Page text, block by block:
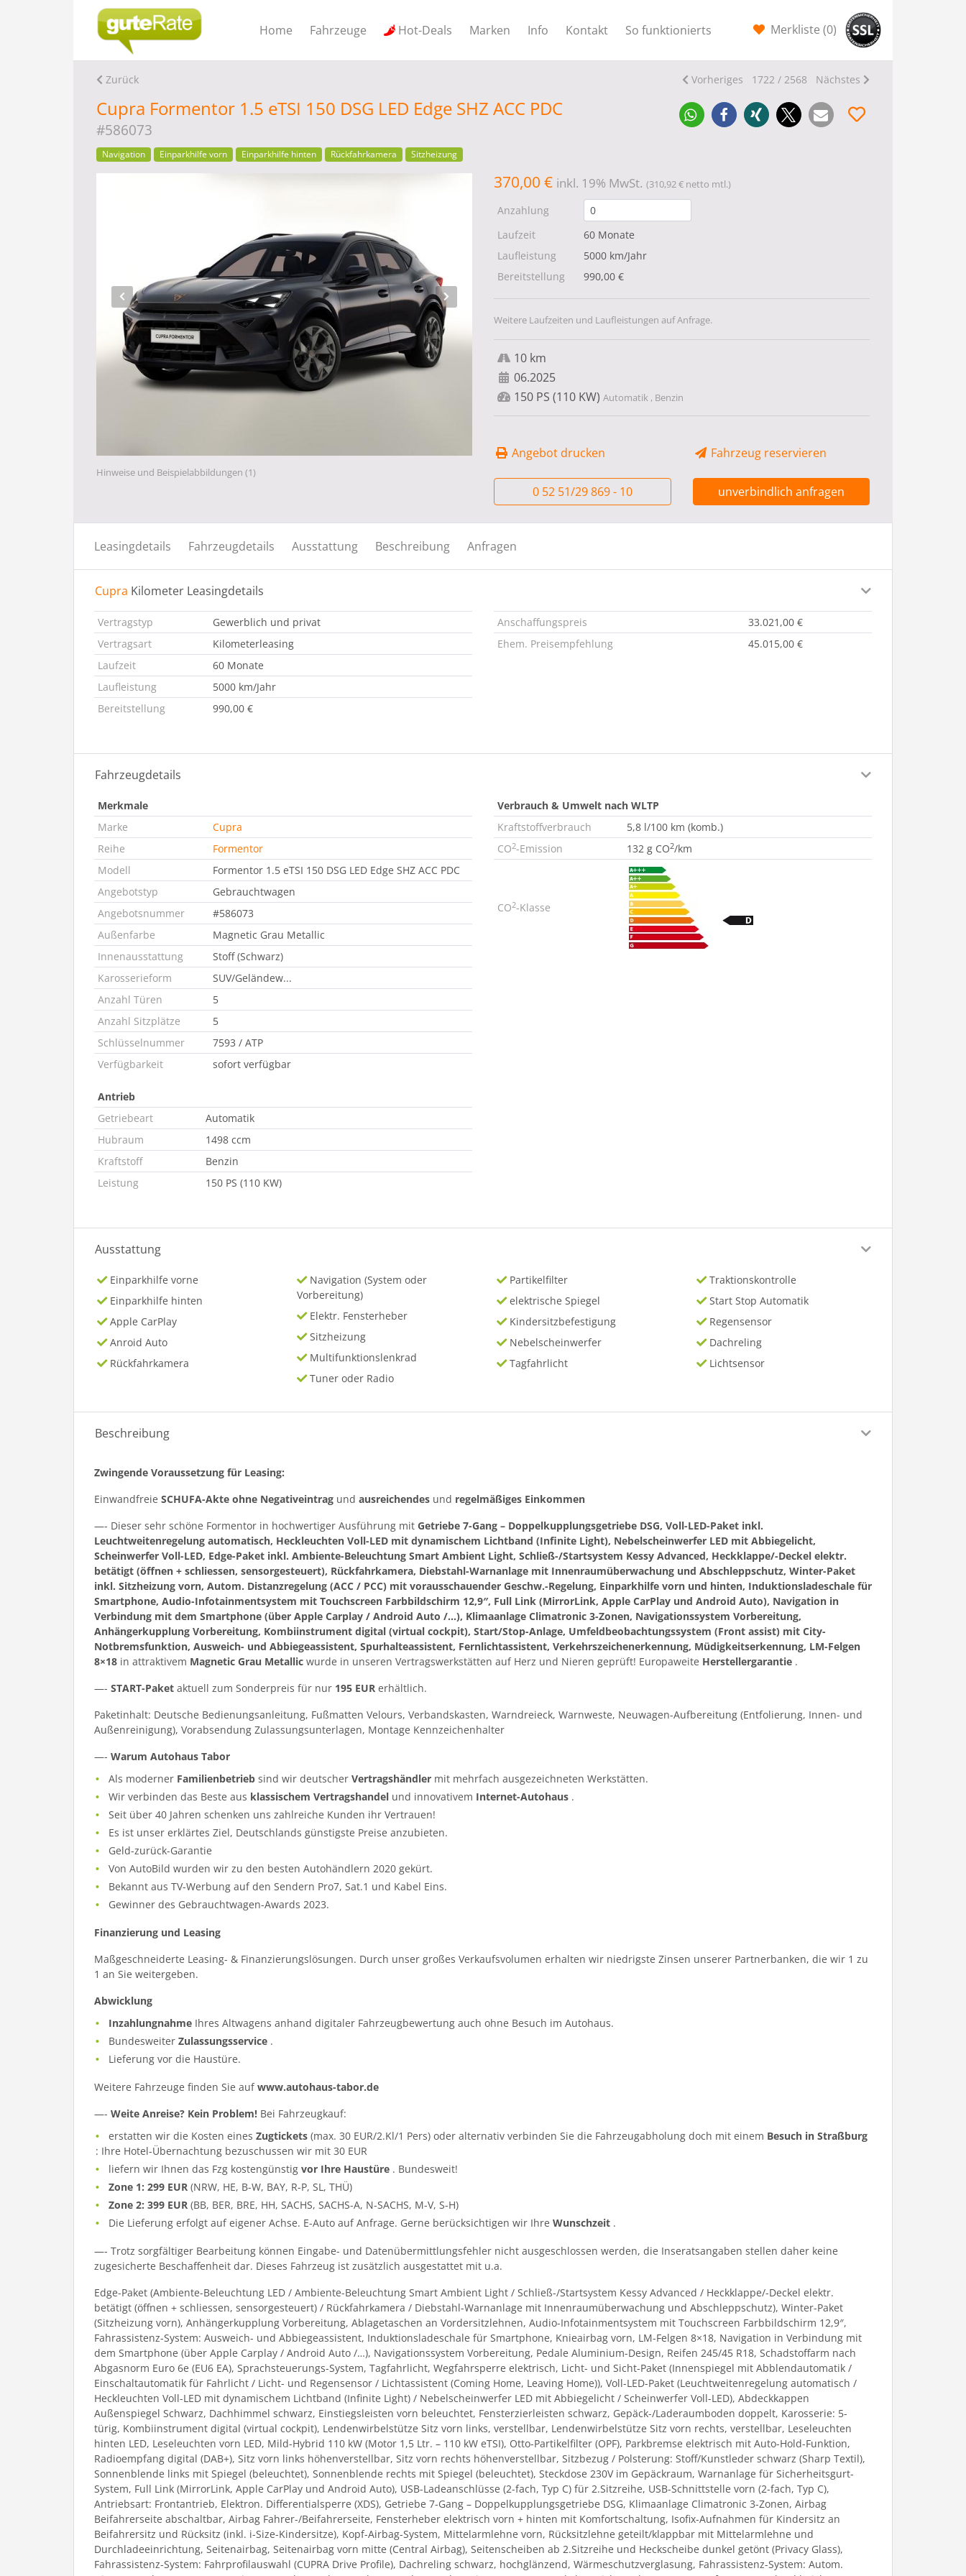
Home Fahrzeuge Hot-Deals Marken Info Kontakt So funktionierts Merkliste (0)
Zurück Vorheriges 1722 / 2568 Nächstes
Cupra Formentor 1.5 eTSI 150 DSG LED Edge SHZ ACC PDC
#586073
Navigation Einparkhilfe vorn Einparkhilfe hinten Rückfahrkamera Sitzheizung
Hinweise und Beispielabbildungen (1)
370,00 € inkl. 19% MwSt. (310,92 € netto mtl.)
Anzahlung
Laufzeit
60 Monate
Laufleistung
5000 km/Jahr
Bereitstellung
990,00 €
Weitere Laufzeiten und Laufleistungen auf Anfrage.
10 km
06.2025
150 PS (110 KW) Automatik , Benzin
Angebot drucken Fahrzeug reservieren
0 52 51/29 869 - 10 unverbindlich anfragen
Leasingdetails Fahrzeugdetails Ausstattung Beschreibung Anfragen
Cupra Kilometer Leasingdetails
Vertragstyp
Gewerblich und privat
Vertragsart
Kilometerleasing
Laufzeit
60 Monate
Laufleistung
5000 km/Jahr
Bereitstellung
990,00 €
Anschaffungspreis
33.021,00 €
Ehem. Preisempfehlung
45.015,00 €
Fahrzeugdetails
Merkmale
Marke
Cupra
Reihe
Formentor
Modell
Formentor 1.5 eTSI 150 DSG LED Edge SHZ ACC PDC
Angebotstyp
Gebrauchtwagen
Angebotsnummer
#586073
Außenfarbe
Magnetic Grau Metallic
Innenausstattung
Stoff (Schwarz)
Karosserieform
SUV/Geländew...
Anzahl Türen
5
Anzahl Sitzplätze
5
Schlüsselnummer
7593 / ATP
Verfügbarkeit
sofort verfügbar
Antrieb
Getriebeart
Automatik
Hubraum
1498 ccm
Kraftstoff
Benzin
Leistung
150 PS (110 KW)
Verbrauch & Umwelt nach WLTP
Kraftstoffverbrauch
5,8 l/100 km (komb.)
CO2-Emission 132 g CO2/km
CO2-Klasse
Ausstattung
Einparkhilfe vorne
Einparkhilfe hinten
Apple CarPlay
Anroid Auto
Rückfahrkamera
Navigation (System oder
Vorbereitung)
Elektr. Fensterheber
Sitzheizung
Multifunktionslenkrad
Tuner oder Radio
Partikelfilter
elektrische Spiegel
Kindersitzbefestigung
Nebelscheinwerfer
Tagfahrlicht
Traktionskontrolle
Start Stop Automatik
Regensensor
Dachreling
Lichtsensor
Beschreibung
Zwingende Voraussetzung für Leasing:
Einwandfreie SCHUFA-Akte ohne Negativeintrag und ausreichendes und regelmäßiges Einkommen
—- Dieser sehr schöne Formentor in hochwertiger Ausführung mit Getriebe 7-Gang – Doppelkupplungsgetriebe DSG, Voll-LED-Paket inkl.
Leuchtweitenregelung automatisch, Heckleuchten Voll-LED mit dynamischem Lichtband (Infinite Light), Nebelscheinwerfer LED mit Abbiegelicht,
Scheinwerfer Voll-LED, Edge-Paket inkl. Ambiente-Beleuchtung Smart Ambient Light, Schließ-/Startsystem Kessy Advanced, Heckklappe/-Deckel elektr.
betätigt (öffnen + schliessen, sensorgesteuert), Rückfahrkamera, Diebstahl-Warnanlage mit Innenraumüberwachung und Abschleppschutz, Winter-Paket
inkl. Sitzheizung vorn, Autom. Distanzregelung (ACC / PCC) mit vorausschauender Geschw.-Regelung, Einparkhilfe vorn und hinten, Induktionsladeschale für
Smartphone, Audio-Infotainmentsystem mit Touchscreen Farbbildschirm 12,9″, Full Link (MirrorLink, Apple CarPlay und Android Auto), Navigation in
Verbindung mit dem Smartphone (über Apple Carplay / Android Auto /…), Klimaanlage Climatronic 3-Zonen, Navigationssystem Vorbereitung,
Anhängerkupplung Vorbereitung, Kombiinstrument digital (virtual cockpit), Start/Stop-Anlage, Umfeldbeobachtungssystem (Front assist) mit City-
Notbremsfunktion, Ausweich- und Abbiegeassistent, Spurhalteassistent, Fernlichtassistent, Verkehrszeichenerkennung, Müdigkeitserkennung, LM-Felgen
8×18 in attraktivem Magnetic Grau Metallic wurde in unseren Vertragswerkstätten auf Herz und Nieren geprüft! Europaweite Herstellergarantie .
—- START-Paket aktuell zum Sonderpreis für nur 195 EUR erhältlich.
Paketinhalt: Deutsche Bedienungsanleitung, Fußmatten Velours, Verbandskasten, Warndreieck, Warnweste, Neuwagen-Aufbereitung (Entfolierung, Innen- und
Außenreinigung), Vorabsendung Zulassungsunterlagen, Montage Kennzeichenhalter
—- Warum Autohaus Tabor
Als moderner Familienbetrieb sind wir deutscherVertragshändler mit mehrfach ausgezeichneten Werkstätten.
Wir verbinden das Beste aus klassischem Vertragshandel und innovativem Internet-Autohaus .
Seit über 40 Jahren schenken uns zahlreiche Kunden ihr Vertrauen!
Es ist unser erklärtes Ziel, Deutschlands günstigste Preise anzubieten.
Geld-zurück-Garantie
Von AutoBild wurden wir zu den besten Autohändlern 2020 gekürt.
Bekannt aus TV-Werbung auf den Sendern Pro7, Sat.1 und Kabel Eins.
Gewinner des Gebrauchtwagen-Awards 2023.
Finanzierung und Leasing
Maßgeschneiderte Leasing- & Finanzierungslösungen. Durch unser großes Verkaufsvolumen erhalten wir niedrigste Zinsen unserer Partnerbanken, die wir 1 zu
1 an Sie weitergeben.
Abwicklung
Inzahlungnahme Ihres Altwagens anhand digitaler Fahrzeugbewertung auch ohne Besuch im Autohaus.
BundesweiterZulassungsservice .
Lieferung vor die Haustüre.
Weitere Fahrzeuge finden Sie aufwww.autohaus-tabor.de
—- Weite Anreise? Kein Problem! Bei Fahrzeugkauf:
erstatten wir die Kosten einesZugtickets(max. 30 EUR/2.Kl/1 Pers) oder alternativ verbinden Sie die Fahrzeugabholung doch mit einem Besuch in Straßburg
: Ihre Hotel-Übernachtung bezuschussen wir mit 30 EUR
liefern wir Ihnen das Fzg kostengünstigvor Ihre Haustüre . Bundesweit!
Zone 1: 299 EUR (NRW, HE, B-W, BAY, R-P, SL, THÜ)
Zone 2: 399 EUR (BB, BER, BRE, HH, SACHS, SACHS-A, N-SACHS, M-V, S-H)
Die Lieferung erfolgt auf eigener Achse. E-Auto auf Anfrage. Gerne berücksichtigen wir IhreWunschzeit .
—- Trotz sorgfältiger Bearbeitung können Eingabe- und Datenübermittlungsfehler nicht ausgeschlossen werden, die Inseratsangaben stellen daher keine
zugesicherte Beschaffenheit dar. Dieses Fahrzeug ist zusätzlich ausgestattet mit u.a.
Edge-Paket (Ambiente-Beleuchtung LED / Ambiente-Beleuchtung Smart Ambient Light / Schließ-/Startsystem Kessy Advanced / Heckklappe/-Deckel elektr.
betätigt (öffnen + schliessen, sensorgesteuert) / Rückfahrkamera / Diebstahl-Warnanlage mit Innenraumüberwachung und Abschleppschutz), Winter-Paket
(Sitzheizung vorn), Anhängerkupplung Vorbereitung, Ablagetaschen an Vordersitzlehnen, Audio-Infotainmentsystem mit Touchscreen Farbbildschirm 12,9″,
Fahrassistenz-System: Ausweich- und Abbiegeassistent, Induktionsladeschale für Smartphone, Knieairbag vorn, LM-Felgen 8×18, Navigation in Verbindung mit
dem Smartphone (über Apple Carplay / Android Auto /…), Navigationssystem Vorbereitung, Pedale Aluminium-Design, Reifen 245/45 R18, Schadstoffarm nach
Abgasnorm Euro 6e (EU6 EA), Sprachsteuerungs-System, Tagfahrlicht, Wegfahrsperre elektrisch, Licht- und Sicht-Paket (Innenspiegel mit Abblendautomatik /
Einschaltautomatik für Fahrlicht / Licht- und Regensensor / Lichtassistent (Coming Home, Leaving Home)), Voll-LED-Paket (Leuchtweitenregelung automatisch /
Heckleuchten Voll-LED mit dynamischem Lichtband (Infinite Light) / Nebelscheinwerfer LED mit Abbiegelicht / Scheinwerfer Voll-LED), Abdeckkappen
Außenspiegel Schwarz, Dachhimmel schwarz, Einstiegsleisten vorn beleuchtet, Fensterzierleisten schwarz, Gepäck-/Laderaumboden doppelt, Karosserie: 5-
türig, Kombiinstrument digital (virtual cockpit), Lendenwirbelstütze Sitz vorn links, verstellbar, Lendenwirbelstütze Sitz vorn rechts, verstellbar, Leseleuchten
hinten LED, Leseleuchten vorn LED, Mild-Hybrid 110 kW (Motor 1,5 Ltr. – 110 kW eTSI), Otto-Partikelfilter (OPF), Parkbremse elektrisch mit Auto-Hold-Funktion,
Radioempfang digital (DAB+), Sitz vorn links höhenverstellbar, Sitz vorn rechts höhenverstellbar, Sitzbezug / Polsterung: Stoff/Kunstleder schwarz (Sharp Textil),
Sonnenblende links mit Spiegel (beleuchtet), Sonnenblende rechts mit Spiegel (beleuchtet), Steckdose 230V im Gepäckraum, Warnanlage für Sicherheitsgurt-
System, Full Link (MirrorLink, Apple CarPlay und Android Auto), USB-Ladeanschlüsse (2-fach, Typ C) für 2.Sitzreihe, USB-Schnittstelle vorn (2-fach, Typ C),
Antriebsart: Frontantrieb, Elektron. Differentialsperre (XDS), Getriebe 7-Gang – Doppelkupplungsgetriebe DSG, Klimaanlage Climatronic 3-Zonen, Airbag
Beifahrerseite abschaltbar, Airbag Fahrer-/Beifahrerseite, Fensterheber elektrisch vorn + hinten mit Komfortschaltung, Isofix-Aufnahmen für Kindersitz an
Beifahrersitz und Rücksitz (inkl. i-Size-Kindersitze), Kopf-Airbag-System, Mittelarmlehne vorn, Rücksitzlehne geteilt/klappbar mit Mittelarmlehne und
Durchladeeinrichtung, Seitenairbag, Seitenairbag vorn mitte (Central Airbag), Seitenscheiben ab 2.Sitzreihe und Heckscheibe dunkel getönt (Privacy Glass),
Fahrassistenz-System: Fahrprofilauswahl (CUPRA Drive Profile), Dachreling schwarz, hochglänzend, Wärmeschutzverglasung, Fahrassistenz-System: Autom.